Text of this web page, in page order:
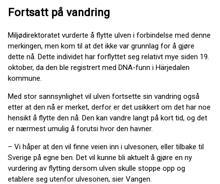
Fortsatt på vandring
Miljødirektoratet vurderte å flytte ulven i forbindelse med denne
merkingen, men kom til at det ikke var grunnlag for å gjøre
dette nå. Dette individet har forflyttet seg relativt mye siden 19.
oktober, da den ble registrert med DNA-funn i Härjedalen
kommune.
Med stor sannsynlighet vil ulven fortsette sin vandring også
etter at den nå er merket, derfor er det usikkert om det har noe
hensikt å flytte den nå. Den kan vandre langt på kort tid, og det
er nærmest umulig å forutsi hvor den havner.
– Vi håper at den vil finne veien inn i ulvesonen, eller tilbake til
Sverige på egne ben. Det vil kunne bli aktuelt å gjøre en ny
vurdering av flytting dersom ulven skulle stoppe opp og
etablere seg utenfor ulvesonen, sier Vangen.